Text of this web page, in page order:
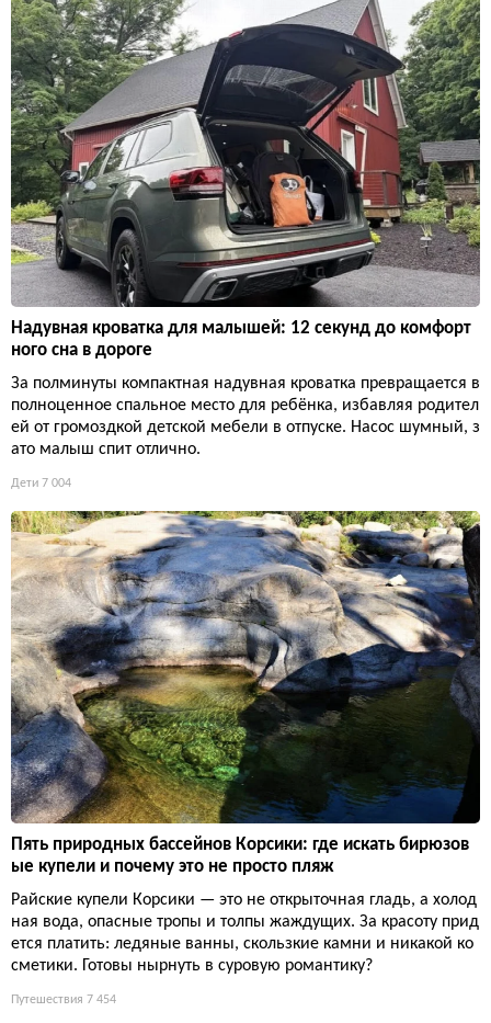
Надувная кроватка для малышей: 12 секунд до комфорт
ного сна в дороге
За полминуты компактная надувная кроватка превращается в
полноценное спальное место для ребёнка, избавляя родител
ей от громоздкой детской мебели в отпуске. Насос шумный, з
ато малыш спит отлично.
Дети 7 004
Пять природных бассейнов Корсики: где искать бирюзов
ые купели и почему это не просто пляж
Райские купели Корсики — это не открыточная гладь, а холод
ная вода, опасные тропы и толпы жаждущих. За красоту прид
ется платить: ледяные ванны, скользкие камни и никакой ко
сметики. Готовы нырнуть в суровую романтику?
Путешествия 7 454